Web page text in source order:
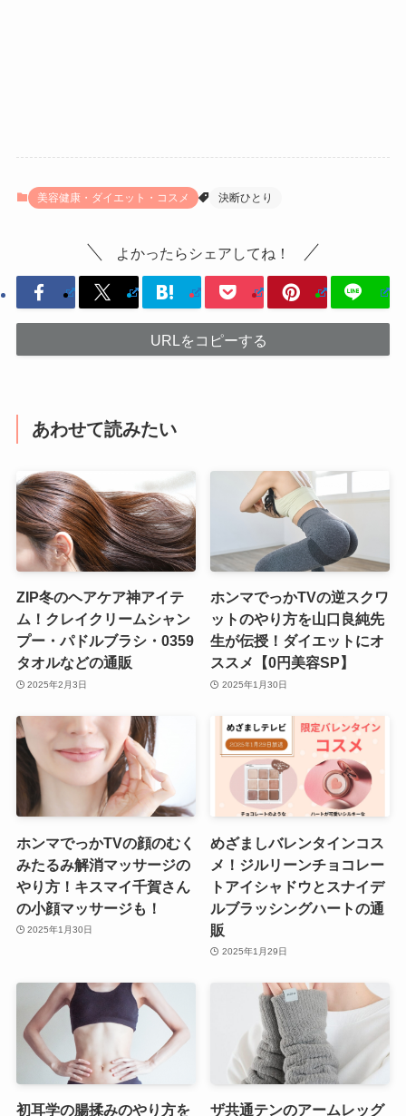
美容健康・ダイエット・コスメ 決断ひとり
よかったらシェアしてね！
URLをコピーする
あわせて読みたい
ZIP冬のヘアケア神アイテ
ム！クレイクリームシャン
プー・パドルブラシ・0359
タオルなどの通販
2025年2月3日
ホンマでっかTVの逆スクワ
ットのやり方を山口良純先
生が伝授！ダイエットにオ
ススメ【0円美容SP】
2025年1月30日
ホンマでっかTVの顔のむく
みたるみ解消マッサージの
やり方！キスマイ千賀さん
の小顔マッサージも！
2025年1月30日
めざましバレンタインコス
メ！ジルリーンチョコレー
トアイシャドウとスナイデ
ルブラッシングハートの通
販
2025年1月29日
初耳学の腸揉みのやり方を ザ共通テンのアームレッグ